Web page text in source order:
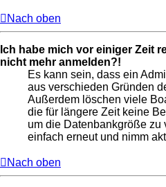
Nach oben
Ich habe mich vor einiger Zeit
nicht mehr anmelden?!
Es kann sein, dass ein
aus verschieden Gründen
Außerdem löschen viele
die für längere Zeit keine
um die Datenbankgröße zu
einfach erneut und nimm
Nach oben